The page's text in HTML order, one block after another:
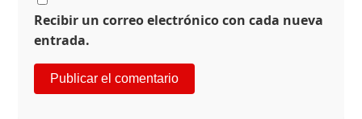
Recibir un correo electrónico con cada nueva
entrada.